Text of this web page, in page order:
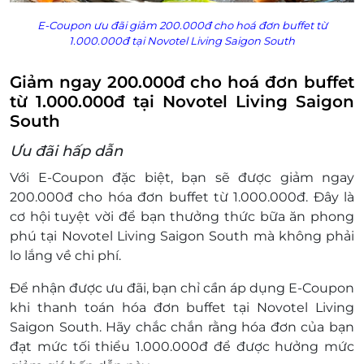
E-Coupon ưu đãi giảm 200.000đ cho hoá đơn buffet từ
1.000.000đ tại Novotel Living Saigon South
Giảm ngay 200.000đ cho hoá đơn buffet
từ 1.000.000đ tại Novotel Living Saigon
South
Ưu đãi hấp dẫn
Với E-Coupon đặc biệt, bạn sẽ được giảm ngay
200.000đ cho hóa đơn buffet từ 1.000.000đ. Đây là
cơ hội tuyệt vời để bạn thưởng thức bữa ăn phong
phú tại Novotel Living Saigon South mà không phải
lo lắng về chi phí.
Để nhận được ưu đãi, bạn chỉ cần áp dụng E-Coupon
khi thanh toán hóa đơn buffet tại Novotel Living
Saigon South. Hãy chắc chắn rằng hóa đơn của bạn
đạt mức tối thiểu 1.000.000đ để được hưởng mức